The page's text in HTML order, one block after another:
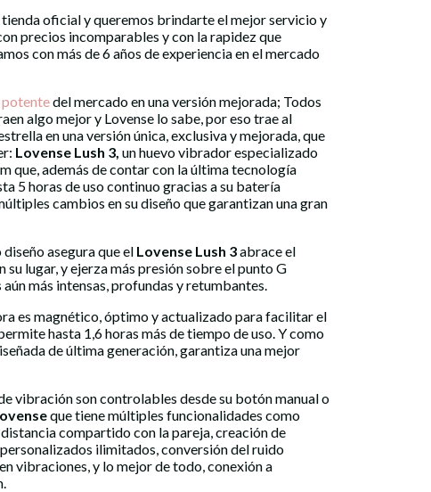
oficial y queremos brindarte el mejor servicio y
precios incomparables y con la rapidez que
con más de 6 años de experiencia en el mercado
potentedel mercado en una versión mejorada; Todos
algo mejor y Lovense lo sabe, por eso trae al
en una versión única, exclusiva y mejorada, que
Lovense Lush 3, un huevo vibrador especializado
que, además de contar con la última tecnología
5 horas de uso continuo gracias a su batería
cambios en su diseño que garantizan una gran
diseño asegura que el Lovense Lush 3abrace el
su lugar, y ejerza más presión sobre el punto G
más intensas, profundas y retumbantes.
es magnético, óptimo y actualizado para facilitar el
hasta 1,6 horas más de tiempo de uso. Y como
de última generación, garantiza una mejor
vibración son controlables desde su botón manual o
que tiene múltiples funcionalidades como
compartido con la pareja, creación de
ilimitados, conversión del ruido
vibraciones, y lo mejor de todo, conexión a